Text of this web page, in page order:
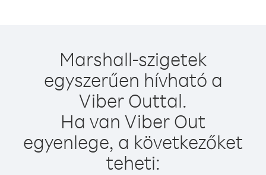
Marshall-szigetek
egyszerűen hívható a
Viber Outtal.
Ha van Viber Out
egyenlege, a következőket
teheti: